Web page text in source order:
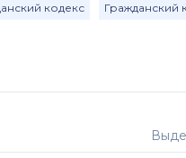
кодекс Гражданский